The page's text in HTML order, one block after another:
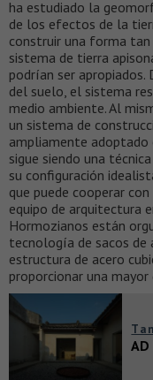
ha estudiado la
de los efectos de la
construir una forma
sistema de tierra
podrían ser
del suelo, el sistema
medio ambiente. Al
un sistema de
ampliamente adoptado
sigue siendo una
su configuración
que puede cooperar
equipo de arquitectura
Hormozianos están
tecnología de sacos de
estructura de acero
proporcionar una
AD